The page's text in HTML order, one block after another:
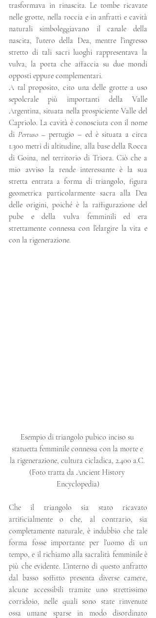
trasformava in rinascita. Le tombe ricavate
nelle grotte, nella roccia e in anfratti e cavità
naturali simboleggiavano il canale della
nascita, l’utero della Dea, mentre l’ingresso
stretto di tali sacri luoghi rappresentava la
vulva, la porta che affaccia su due mondi
opposti eppure complementari.
A tal proposito, cito una delle grotte a uso
sepolcrale più importanti della Valle
Argentina, situata nella prospiciente Valle del
Capriolo. La cavità è conosciuta con il nome
di Pertuso – pertugio – ed è situata a circa
1.300 metri di altitudine, alla base della Rocca
di Goina, nel territorio di Triora. Ciò che a
mio avviso la rende interessante è la sua
stretta entrata a forma di triangolo, figura
geometrica particolarmente sacra alla Dea
delle origini, poiché è la raffigurazione del
pube e della vulva femminili ed era
strettamente connessa con l’elargire la vita e
con la rigenerazione.
Esempio di triangolo pubico inciso su
statuetta femminile connessa con la morte e
la rigenerazione, cultura cicladica, 2.400 a.C.
(Foto tratta da Ancient History
Encyclopedia)
Che il triangolo sia stato ricavato
artificialmente o che, al contrario, sia
completamente naturale, è indubbio che tale
forma fosse importante per l’uomo di un
tempo, e il richiamo alla sacralità femminile è
più che evidente. L’interno di questo anfratto
dal basso soffitto presenta diverse camere,
alcune accessibili tramite uno strettissimo
corridoio, nelle quali sono state rinvenute
ossa umane sparse in modo disordinato